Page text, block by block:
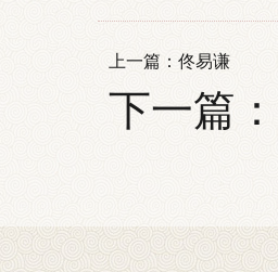
上一篇： 佟易谦
下一篇：